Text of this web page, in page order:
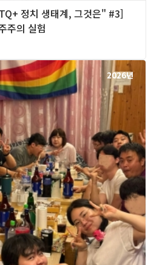
정치 생태계, 그것은" #3]
주의 실험
2026년